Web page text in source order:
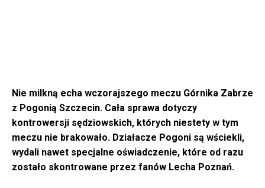
Nie milkną echa wczorajszego meczu Górnika Zabrze
z Pogonią Szczecin. Cała sprawa dotyczy
kontrowersji sędziowskich, których niestety w tym
meczu nie brakowało. Działacze Pogoni są wściekli,
wydali nawet specjalne oświadczenie, które od razu
zostało skontrowane przez fanów Lecha Poznań.